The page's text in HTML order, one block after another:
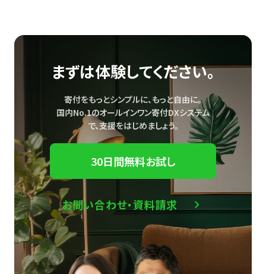
まずは体験してください。
寄付をもっとシンプルに、もっと自由に。
国内No.1のオールインワン寄付DXシステム
で、支援をはじめましょう。
30日間無料お試し
お問い合わせ・資料請求